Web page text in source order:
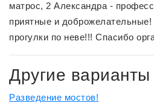
матрос, 2 Александра -
приятные и доброжелательные!
прогулки по неве!!! Спасибо
Другие варианты
Разведение мостов!